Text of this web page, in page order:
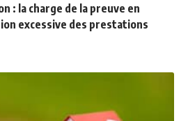
: la charge de la preuve en
excessive des prestations